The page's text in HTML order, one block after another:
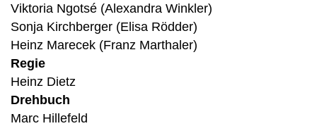
Viktoria Ngotsé (Alexandra Winkler)
Sonja Kirchberger (Elisa Rödder)
Heinz Marecek (Franz Marthaler)
Regie
Heinz Dietz
Drehbuch
Marc Hillefeld